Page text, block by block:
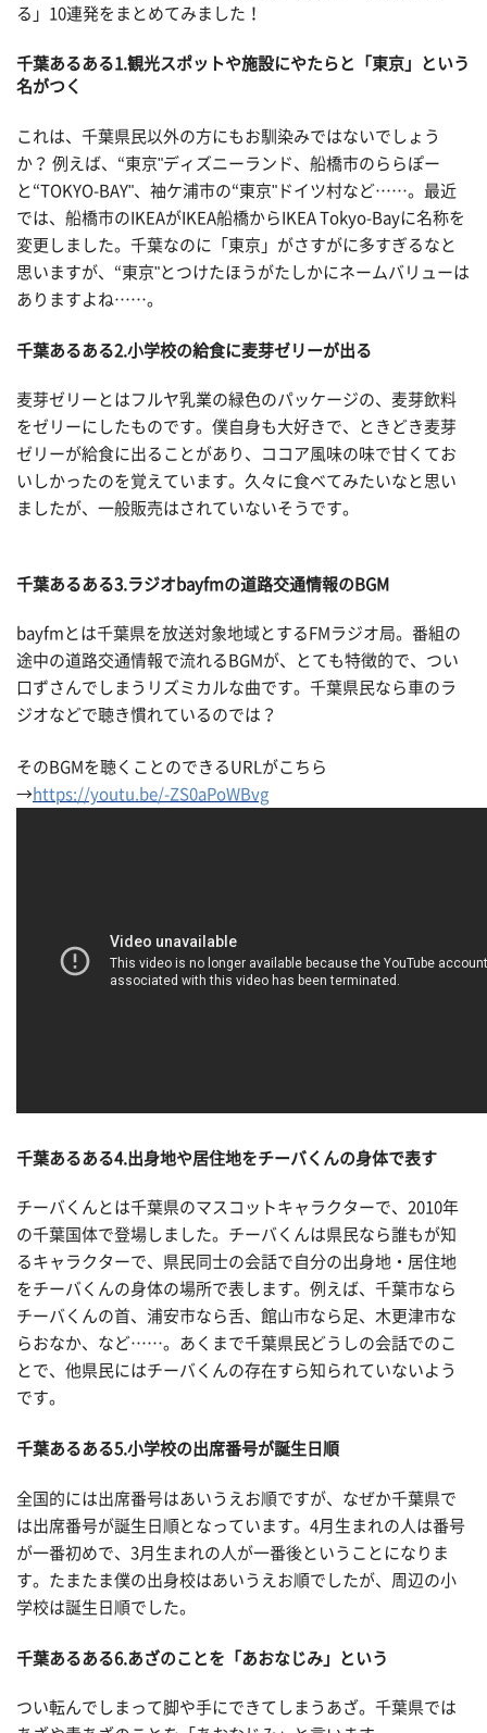
る」10連発をまとめてみました！
千葉あるある1.観光スポットや施設にやたらと「東京」という
名がつく
これは、千葉県民以外の方にもお馴染みではないでしょう
か？ 例えば、“東京"ディズニーランド、船橋市のららぽー
と“TOKYO-BAY"、袖ケ浦市の“東京"ドイツ村など……。最近
では、船橋市のIKEAがIKEA船橋からIKEA Tokyo-Bayに名称を
変更しました。千葉なのに「東京」がさすがに多すぎるなと
思いますが、“東京"とつけたほうがたしかにネームバリューは
ありますよね……。
千葉あるある2.小学校の給食に麦芽ゼリーが出る
麦芽ゼリーとはフルヤ乳業の緑色のパッケージの、麦芽飲料
をゼリーにしたものです。僕自身も大好きで、ときどき麦芽
ゼリーが給食に出ることがあり、ココア風味の味で甘くてお
いしかったのを覚えています。久々に食べてみたいなと思い
ましたが、一般販売はされていないそうです。
千葉あるある3.ラジオbayfmの道路交通情報のBGM
bayfmとは千葉県を放送対象地域とするFMラジオ局。番組の
途中の道路交通情報で流れるBGMが、とても特徴的で、つい
口ずさんでしまうリズミカルな曲です。千葉県民なら車のラ
ジオなどで聴き慣れているのでは？
そのBGMを聴くことのできるURLがこちら
→https://youtu.be/-ZS0aPoWBvg
千葉あるある4.出身地や居住地をチーバくんの身体で表す
チーバくんとは千葉県のマスコットキャラクターで、2010年
の千葉国体で登場しました。チーバくんは県民なら誰もが知
るキャラクターで、県民同士の会話で自分の出身地・居住地
をチーバくんの身体の場所で表します。例えば、千葉市なら
チーバくんの首、浦安市なら舌、館山市なら足、木更津市な
らおなか、など……。あくまで千葉県民どうしの会話でのこ
とで、他県民にはチーバくんの存在すら知られていないよう
です。
千葉あるある5.小学校の出席番号が誕生日順
全国的には出席番号はあいうえお順ですが、なぜか千葉県で
は出席番号が誕生日順となっています。4月生まれの人は番号
が一番初めで、3月生まれの人が一番後ということになりま
す。たまたま僕の出身校はあいうえお順でしたが、周辺の小
学校は誕生日順でした。
千葉あるある6.あざのことを「あおなじみ」という
つい転んでしまって脚や手にできてしまうあざ。千葉県では